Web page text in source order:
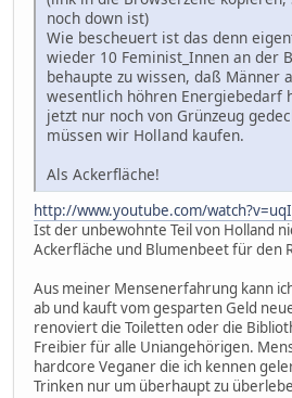
noch down ist)
Wie bescheuert ist das denn
wieder 10 Feminist_Innen an der
behaupte zu wissen, daß Männer
wesentlich höhren Energiebedarf
jetzt nur noch von Grünzeug
müssen wir Holland kaufen.
Als Ackerfläche!
http://www.youtube.com/
Ist der unbewohnte Teil von Holland
Ackerfläche und Blumenbeet für den
Aus meiner Mensenerfahrung kann
ab und kauft vom gesparten Geld
renoviert die Toiletten oder die
Freibier für alle Uniangehörigen.
hardcore Veganer die ich kennen
Trinken nur um überhaupt zu